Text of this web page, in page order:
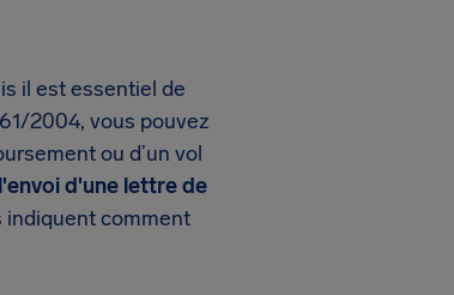
il est essentiel de
2004, vous pouvez
ou d’un vol
d'une lettre de
indiquent comment